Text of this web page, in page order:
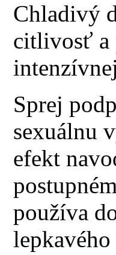
Chladivý
citlivosť a
Sprej
sexuálnu
efekt
používa